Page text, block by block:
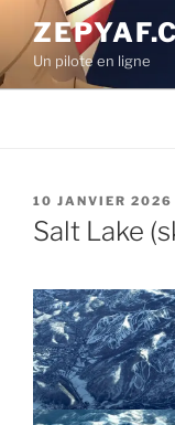
contenu
principal
Un pilote en ligne
PUBLIÉ
LE
10 JANVIER 2026
Salt Lake